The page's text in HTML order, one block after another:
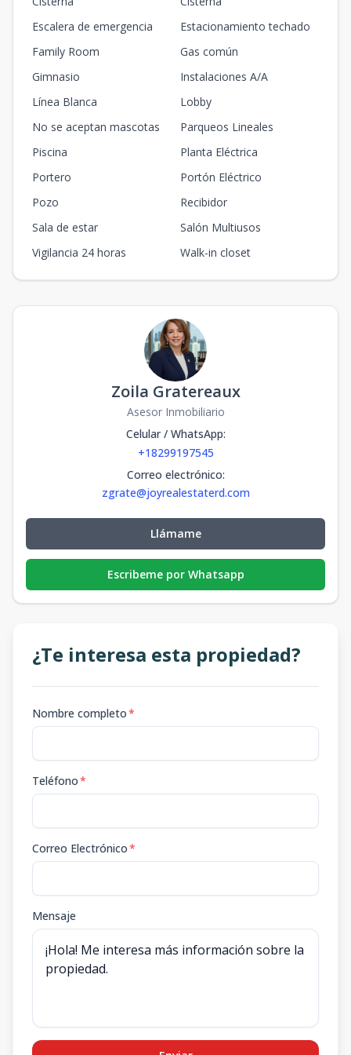
Escalera de emergencia
Estacionamiento techado
Family Room
Gas común
Gimnasio
Instalaciones A/A
Línea Blanca
Lobby
No se aceptan mascotas
Parqueos Lineales
Piscina
Planta Eléctrica
Portero
Portón Eléctrico
Pozo
Recibidor
Sala de estar
Salón Multiusos
Vigilancia 24 horas
Walk-in closet
Zoila Gratereaux
Asesor Inmobiliario
Celular / WhatsApp:
+18299197545
Correo electrónico:
zgrate@joyrealestaterd.com
Llámame
Escribeme por Whatsapp
¿Te interesa esta propiedad?
Nombre completo*
Teléfono*
Correo Electrónico*
Mensaje